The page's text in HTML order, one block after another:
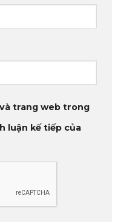
trang web trong
luận kế tiếp của